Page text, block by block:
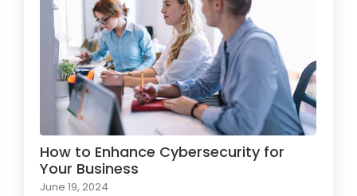
How to Enhance Cybersecurity for
Your Business
June 19, 2024